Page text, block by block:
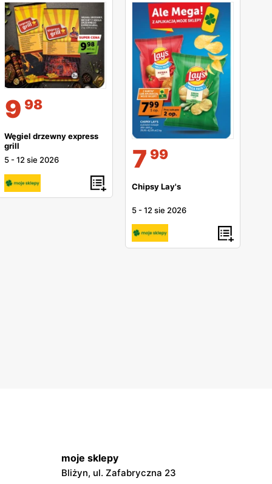
9 98
Węgiel drzewny express
grill
5 -12 sie 2026 7 99
Chipsy Lay's
5 -12 sie 2026
moje sklepy
Bliżyn, ul. Zafabryczna 23